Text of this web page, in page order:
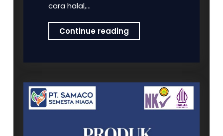
cara halal,…
Continue readingPusatnya
Ayam
di
Samaco
Niaga